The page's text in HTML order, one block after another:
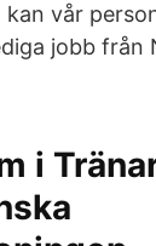
vår
jobb från
i